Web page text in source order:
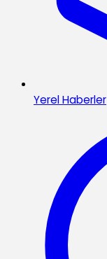
Yerel Haberler